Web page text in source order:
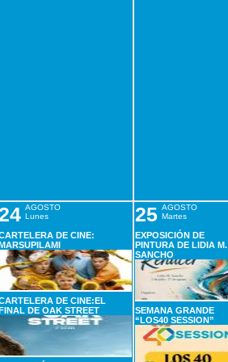
AGOSTO
Lunes
DE CINE:
DE CINE:EL
DE OAK STREET
25 AGOSTO
Martes
EXPOSICIÓN DE
PINTURA DE LIDIA M.
SANCHO
SEMANA GRANDE
“LOS40 SESSION”